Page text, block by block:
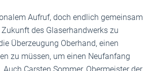
Aufruf, doch endlich gemeinsam
des Glaserhandwerks zu
Überzeugung Oberhand, einen
zu müssen, um einen Neufanfang